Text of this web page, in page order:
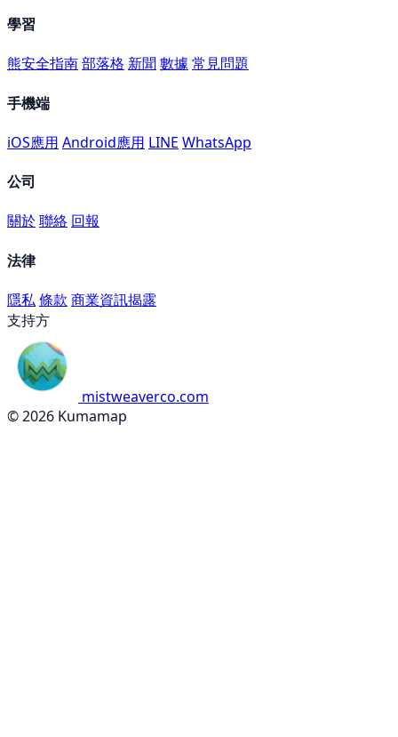
學習
熊安全指南部落格 新聞數據 常見問題
手機端
iOS應用 Android應用 LINE WhatsApp
公司
關於聯絡 回報
法律
隱私條款 商業資訊揭露
支持方
mistweaverco.com
© 2026 Kumamap